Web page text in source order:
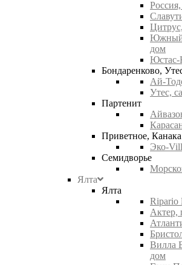
Южный
дом
Юстас-
Бондаренково,
Ай-
Утес,
Партенит
Приветное, Канака
Эко-
Семидворье
Ялта
Ялта
Ripario
Актер,
Вилла
дом